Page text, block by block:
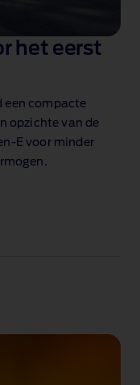
het eerst
een compacte
opzichte van de
voor minder